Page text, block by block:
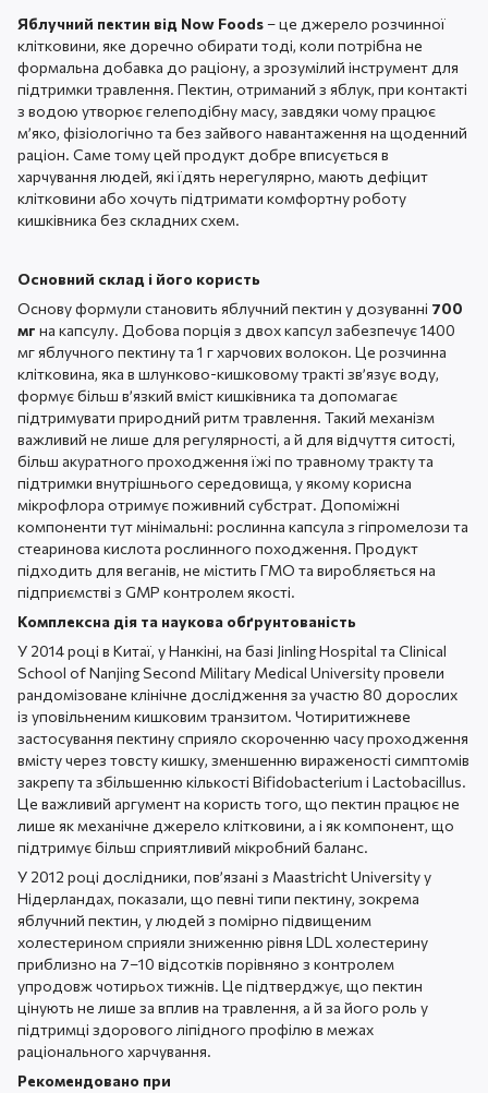
Яблучний пектин від Now Foods– це джерело розчинної
клітковини, яке доречно обирати тоді, коли потрібна не
формальна добавка до раціону, а зрозумілий інструмент для
підтримки травлення. Пектин, отриманий з яблук, при контакті
з водою утворює гелеподібну масу, завдяки чому працює
м’яко, фізіологічно та без зайвого навантаження на щоденний
раціон. Саме тому цей продукт добре вписується в
харчування людей, які їдять нерегулярно, мають дефіцит
клітковини або хочуть підтримати комфортну роботу
кишківника без складних схем.
Основний склад і його користь
Основу формули становить яблучний пектин у дозуванні 700
мг на капсулу. Добова порція з двох капсул забезпечує 1400
мг яблучного пектину та 1 г харчових волокон. Це розчинна
клітковина, яка в шлунково-кишковому тракті зв’язує воду,
формує більш в’язкий вміст кишківника та допомагає
підтримувати природний ритм травлення. Такий механізм
важливий не лише для регулярності, а й для відчуття ситості,
більш акуратного проходження їжі по травному тракту та
підтримки внутрішнього середовища, у якому корисна
мікрофлора отримує поживний субстрат. Допоміжні
компоненти тут мінімальні: рослинна капсула з гіпромелози та
стеаринова кислота рослинного походження. Продукт
підходить для веганів, не містить ГМО та виробляється на
підприємстві з GMP контролем якості.
Комплексна дія та наукова обґрунтованість
У 2014 році в Китаї, у Нанкіні, на базі Jinling Hospital та Clinical
School of Nanjing Second Military Medical University провели
рандомізоване клінічне дослідження за участю 80 дорослих
із уповільненим кишковим транзитом. Чотиритижневе
застосування пектину сприяло скороченню часу проходження
вмісту через товсту кишку, зменшенню вираженості симптомів
закрепу та збільшенню кількості Bifidobacterium і Lactobacillus.
Це важливий аргумент на користь того, що пектин працює не
лише як механічне джерело клітковини, а і як компонент, що
підтримує більш сприятливий мікробний баланс.
У 2012 році дослідники, пов’язані з Maastricht University у
Нідерландах, показали, що певні типи пектину, зокрема
яблучний пектин, у людей з помірно підвищеним
холестерином сприяли зниженню рівня LDL холестерину
приблизно на 7–10 відсотків порівняно з контролем
упродовж чотирьох тижнів. Це підтверджує, що пектин
цінують не лише за вплив на травлення, а й за його роль у
підтримці здорового ліпідного профілю в межах
раціонального харчування.
Рекомендовано при